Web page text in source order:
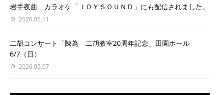
岩手夜曲 カラオケ「ＪＯＹＳＯＵＮＤ」にも配信されました。
2026.05.11
二胡コンサート「陳為 二胡教室20周年記念」田園ホール
6/7（日）
2026.05.07